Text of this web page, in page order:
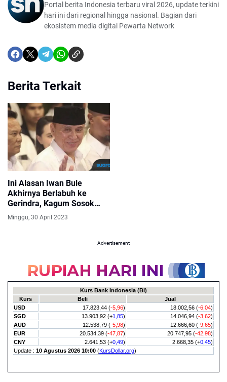
Portal berita Indonesia terbaru viral 2026, update terkini
hari ini dari regional hingga nasional. Bagian dari
ekosistem media digital Pewarta Network
Berita Terkait
Ini Alasan Iwan Bule
Akhirnya Berlabuh ke
Gerindra, Kagum Sosok
Prabowo
Minggu, 30 April 2023
Advertisement